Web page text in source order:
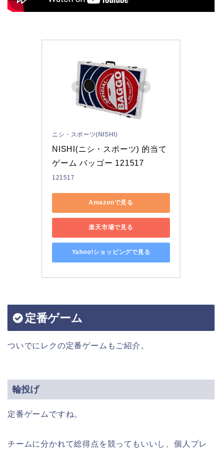
ニシ・スポーツ(NISHI)
NISHI(ニシ・スポーツ) 的当て
ゲーム バッゴー 121517
121517
Amazonで見る
楽天市場で見る
Yahoo!ショッピングで見る
定番ゲーム
ついでにレクの定番ゲームもご紹介。
輪投げ
定番ゲームですね。
チームに分かれて総得点を競ってもいいし、個人プレ